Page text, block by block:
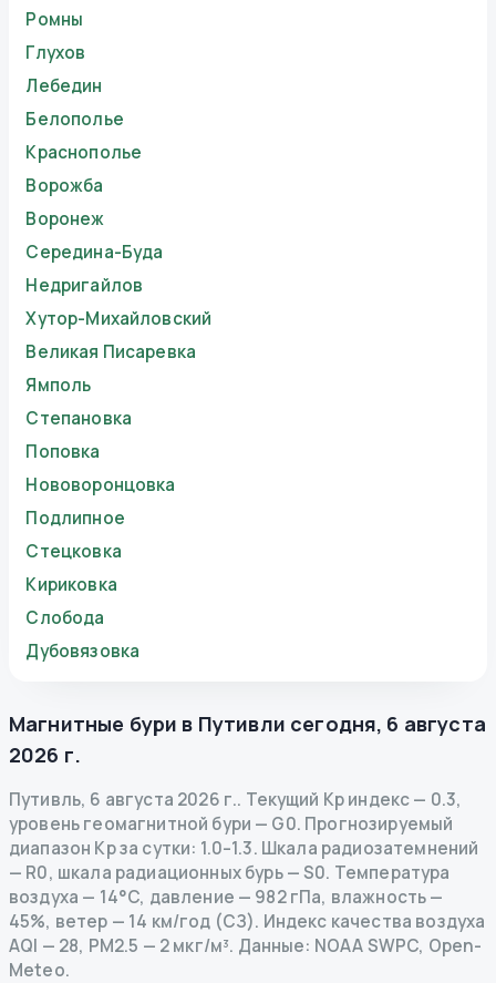
Ромны
Глухов
Лебедин
Белополье
Краснополье
Ворожба
Воронеж
Середина-Буда
Недригайлов
Хутор-Михайловский
Великая Писаревка
Ямполь
Степановка
Поповка
Нововоронцовка
Подлипное
Стецковка
Кириковка
Слобода
Дубовязовка
Магнитные бури в Путивли сегодня, 6 августа
2026 г.
Путивль, 6 августа 2026 г.. Текущий Kp индекс— 0.3,
уровень геомагнитной бури — G0. Прогнозируемый
диапазон Kp за сутки: 1.0–1.3. Шкала радиозатемнений
— R0, шкала радиационных бурь— S0. Температура
воздуха — 14°C, давление — 982 гПа, влажность —
45%, ветер — 14 км/год (СЗ). Индекс качества воздуха
AQI — 28, PM2.5 — 2 мкг/м³. Данные: NOAA SWPC, Open-
Meteo.